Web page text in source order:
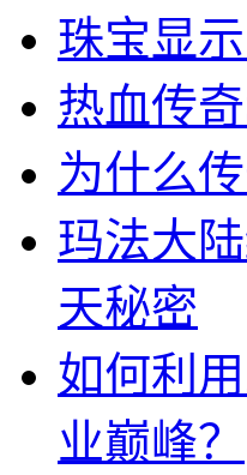
珠宝显
热血传
为什么
玛法大
天秘密
如何利
业巅峰？